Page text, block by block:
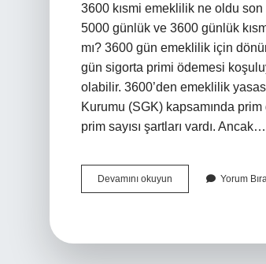
3600 kısmi emeklilik ne oldu son
5000 günlük ve 3600 günlük
mı? 3600 gün emeklilik için
gün sigorta primi ödemesi
olabilir. 3600’den emeklilik
Kurumu (SGK) kapsamında
prim sayısı şartları vardı. Ancak…
Devamını okuyun
Emeklilik
Yorum